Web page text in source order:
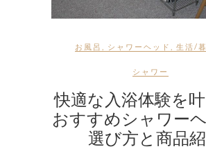
お風呂 シャワーヘッド 生活/
シャワー
快適な入浴体験を叶
おすすめシャワー
選び方と商品